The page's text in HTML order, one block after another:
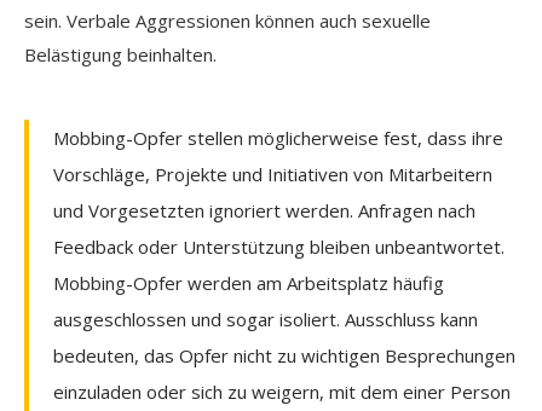
sein. Verbale Aggressionen können auch sexuelle
Belästigung beinhalten.
Mobbing-Opfer stellen möglicherweise fest, dass ihre
Vorschläge, Projekte und Initiativen von Mitarbeitern
und Vorgesetzten ignoriert werden. Anfragen nach
Feedback oder Unterstützung bleiben unbeantwortet.
Mobbing-Opfer werden am Arbeitsplatz häufig
ausgeschlossen und sogar isoliert. Ausschluss kann
bedeuten, das Opfer nicht zu wichtigen Besprechungen
einzuladen oder sich zu weigern, mit dem einer Person